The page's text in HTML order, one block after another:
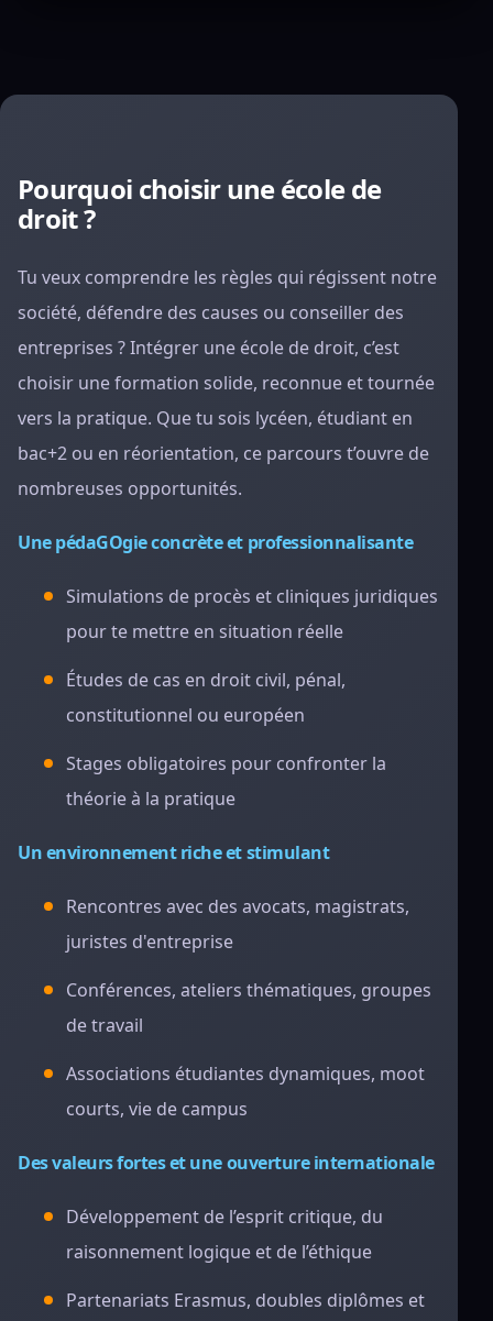
Pourquoi choisir une école de
droit ?
Tu veux comprendre les règles qui régissent notre
société, défendre des causes ou conseiller des
entreprises ? Intégrer une école de droit, c’est
choisir une formation solide, reconnue et tournée
vers la pratique. Que tu sois lycéen, étudiant en
bac+2 ou en réorientation, ce parcours t’ouvre de
nombreuses opportunités.
Une pédaGOgie concrète et professionnalisante
Simulations de procès et cliniques juridiques
pour te mettre en situation réelle
Études de cas en droit civil, pénal,
constitutionnel ou européen
Stages obligatoires pour confronter la
théorie à la pratique
Un environnement riche et stimulant
Rencontres avec des avocats, magistrats,
juristes d'entreprise
Conférences, ateliers thématiques, groupes
de travail
Associations étudiantes dynamiques, moot
courts, vie de campus
Des valeurs fortes et une ouverture internationale
Développement de l’esprit critique, du
raisonnement logique et de l’éthique
Partenariats Erasmus, doubles diplômes et